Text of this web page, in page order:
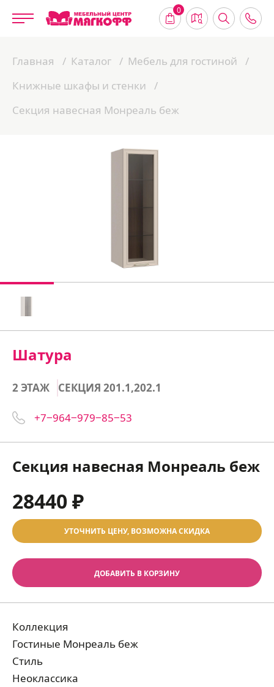
0
Главная Каталог
Мебель для гостиной
Книжные шкафы и стенки
Секция навесная Монреаль беж
Шатура
2 ЭТАЖ СЕКЦИЯ 201.1,202.1
+7‒964‒979‒85‒53
Секция навесная Монреаль беж
28440 ₽
УТОЧНИТЬ ЦЕНУ, ВОЗМОЖНА СКИДКА
ДОБАВИТЬ В КОРЗИНУ
Коллекция
Гостиные Монреаль беж
Стиль
Неоклассика